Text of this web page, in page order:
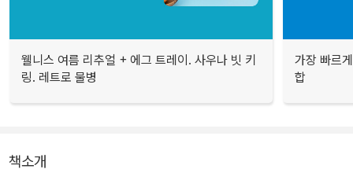
웰니스 여름 리추얼 + 에그 트레이. 사우나 빗 키
링. 레트로 물병
가장 빠르
합
책소개